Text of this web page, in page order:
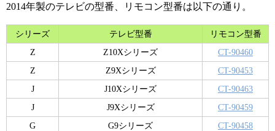
2014年製のテレビの型番、リモコン型番は以下の通り。
シリーズ テレビ型番
リモコン型番
Z
Z10Xシリーズ
CT-90460
Z
Z9Xシリーズ
CT-90453
J
J10Xシリーズ
CT-90463
J
J9Xシリーズ
CT-90459
G
G9シリーズ CT-90458